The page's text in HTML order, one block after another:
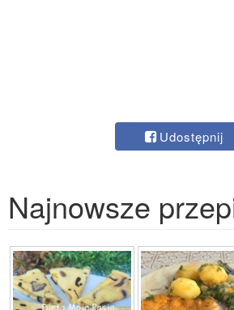
Udostępnij
Najnowsze